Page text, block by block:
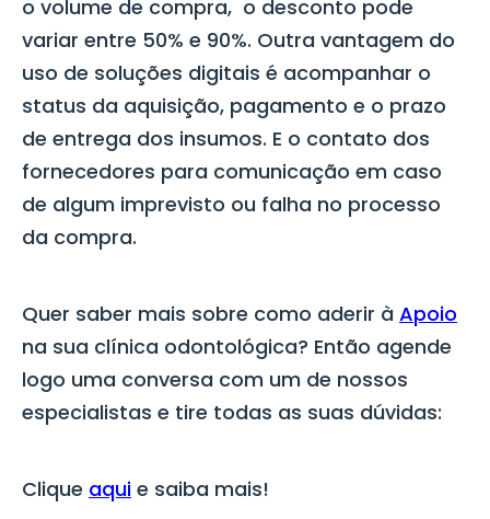
o volume de compra, o desconto pode
variar entre 50% e 90%. Outra vantagem do
uso de soluções digitais é acompanhar o
status da aquisição, pagamento e o prazo
de entrega dos insumos. E o contato dos
fornecedores para comunicação em caso
de algum imprevisto ou falha no processo
da compra.
Quer saber mais sobre como aderir à Apoio
na sua clínica odontológica? Então agende
logo uma conversa com um de nossos
especialistas e tire todas as suas dúvidas:
Clique aqui e saiba mais!